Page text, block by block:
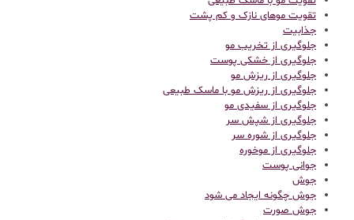
تقویت موهای نازک و کم پشت
جذابیت
جلوگیری از تخریب مو
جلوگیری از خشکی پوست
جلوگیری از ریزش مو
جلوگیری از ریزش مو با ماسک طبیعی
جلوگیری از سفیدی مو
جلوگیری از شپش سر
جلوگیری از شوره سر
جلوگیری از موخوره
جوانی پوست
جوش
جوش چگونه ایجاد می شود
جوش صورت